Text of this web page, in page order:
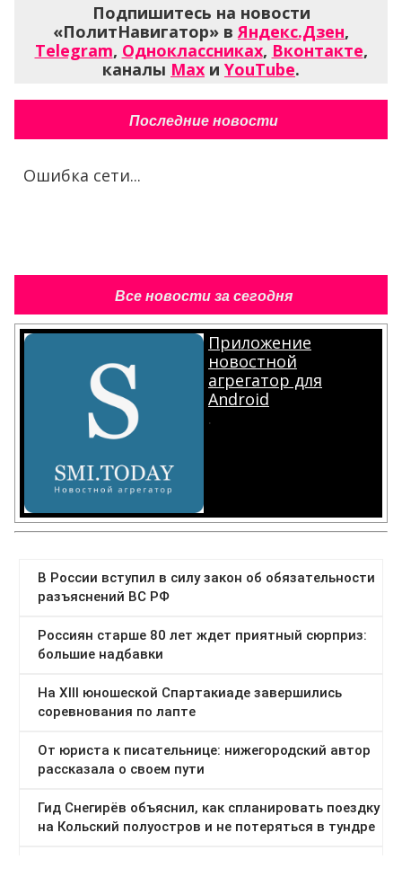
Подпишитесь на новости
«ПолитНавигатор» в Яндекс.Дзен,
Telegram, Одноклассниках, Вконтакте,
каналы Max и YouTube.
Последние новости
Ошибка сети...
Все новости за сегодня
Приложение
новостной
агрегатор для
Android
.